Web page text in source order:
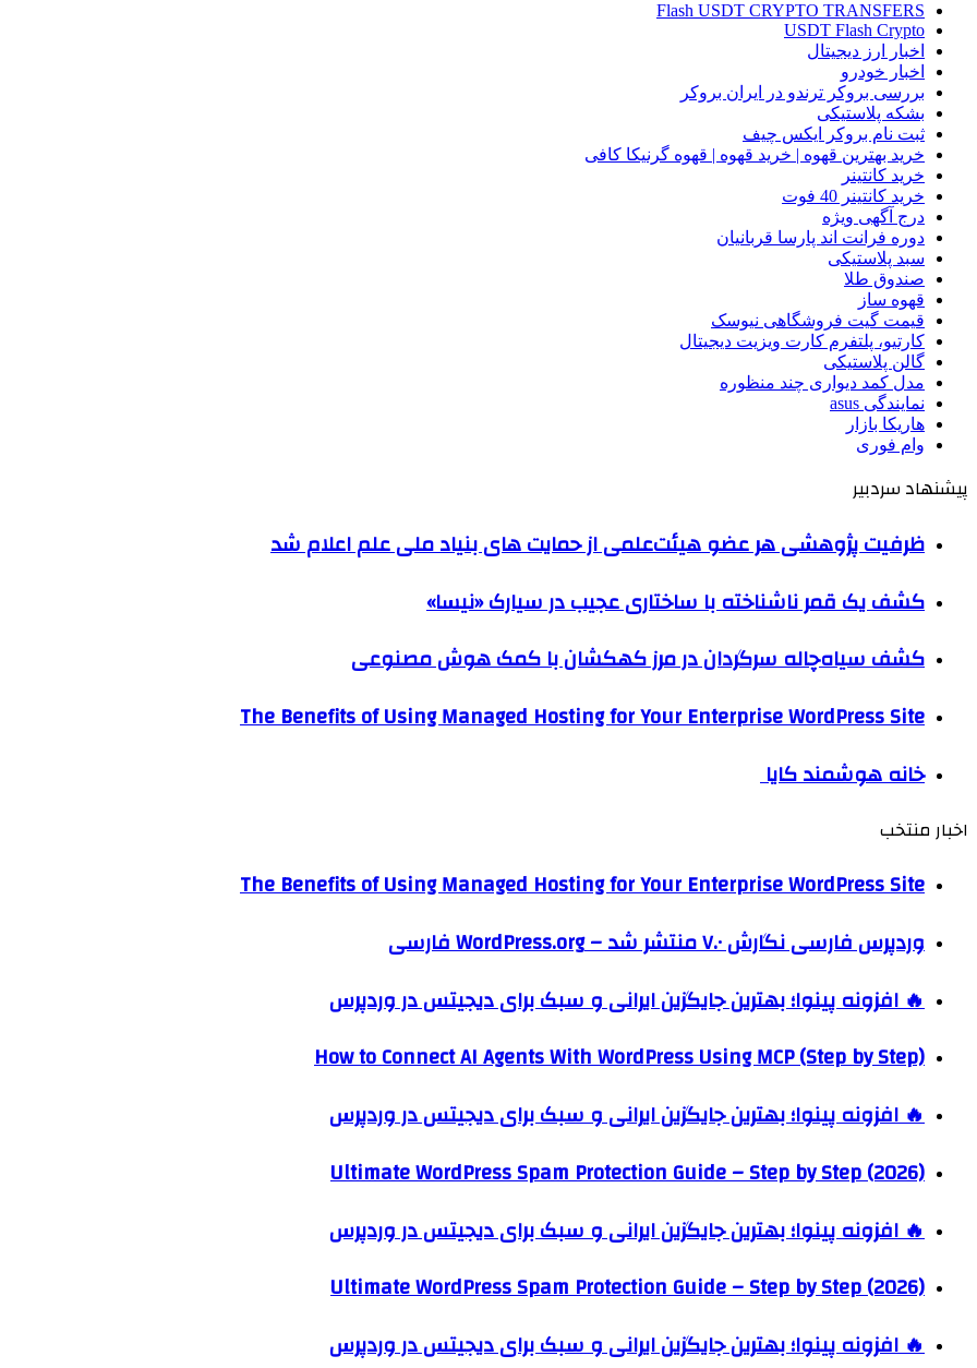
Flash USDT CRYPTO TRANSFERS
USDT Flash Crypto
اخبار ارز دیجیتال
اخبار خودرو
بررسی بروکر ترندو در ایران بروکر
بشکه پلاستیکی
ثبت نام بروکر ایکس چیف
خرید بهترین قهوه | خرید قهوه | قهوه گرنیکا کافی
خرید کانتینر
خرید کانتینر 40 فوت
درج آگهی ویژه
دوره فرانت اند پارسا قربانیان
سبد پلاستیکی
صندوق طلا
قهوه ساز
قیمت گیت فروشگاهی نیوسک
کارتیو، پلتفرم کارت ویزیت دیجیتال
گالن پلاستیکی
مدل کمد دیواری چند منظوره
نمایندگی asus
هاریکا بازار
وام فوری
پیشنهاد سردبیر
ظرفیت پژوهشی هر عضو هیئت‌علمی از حمایت های بنیاد ملی علم اعلام شد
کشف یک قمر ناشناخته با ساختاری عجیب در سیارک «نیسا»
کشف سیاه‌چاله سرگردان در مرز کهکشان با کمک هوش مصنوعی
The Benefits of Using Managed Hosting for Your Enterprise WordPress Site
خانه هوشمند کایا
اخبار منتخب
The Benefits of Using Managed Hosting for Your Enterprise WordPress Site
وردپرس فارسی نگارش ۷.۰ منتشر شد – WordPress.org فارسی
🔥 افزونه پینوا؛ بهترین جایگزین ایرانی و سبک برای دیجیتس در وردپرس
How to Connect AI Agents With WordPress Using MCP (Step by Step)
🔥 افزونه پینوا؛ بهترین جایگزین ایرانی و سبک برای دیجیتس در وردپرس
Ultimate WordPress Spam Protection Guide – Step by Step (2026)
🔥 افزونه پینوا؛ بهترین جایگزین ایرانی و سبک برای دیجیتس در وردپرس
Ultimate WordPress Spam Protection Guide – Step by Step (2026)
🔥 افزونه پینوا؛ بهترین جایگزین ایرانی و سبک برای دیجیتس در وردپرس